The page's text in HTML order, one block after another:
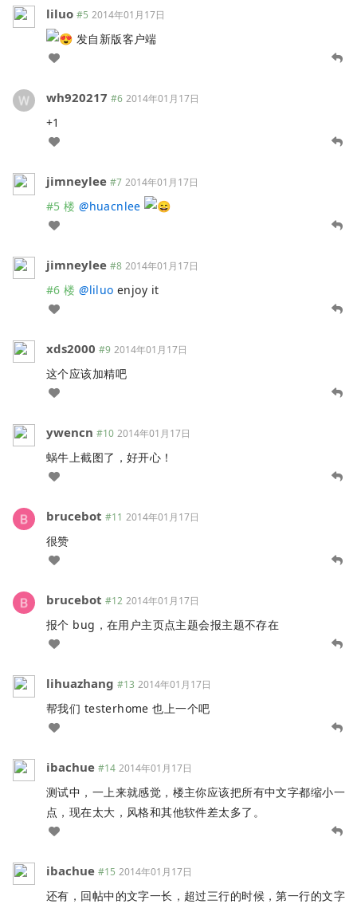
liluo #5 2014年01月17日
发自新版客户端
wh920217 #6 2014年01月17日
+1
jimneylee #7 2014年01月17日
#5 楼 @huacnlee
jimneylee #8 2014年01月17日
#6 楼 @liluo enjoy it
xds2000 #9 2014年01月17日
这个应该加精吧
ywencn #10 2014年01月17日
蜗牛上截图了，好开心！
brucebot #11 2014年01月17日
很赞
brucebot #12 2014年01月17日
报个 bug，在用户主页点主题会报主题不存在
lihuazhang #13 2014年01月17日
帮我们 testerhome 也上一个吧
ibachue #14 2014年01月17日
测试中，一上来就感觉，楼主你应该把所有中文字都缩小一
点，现在太大，风格和其他软件差太多了。
ibachue #15 2014年01月17日
还有，回帖中的文字一长，超过三行的时候，第一行的文字